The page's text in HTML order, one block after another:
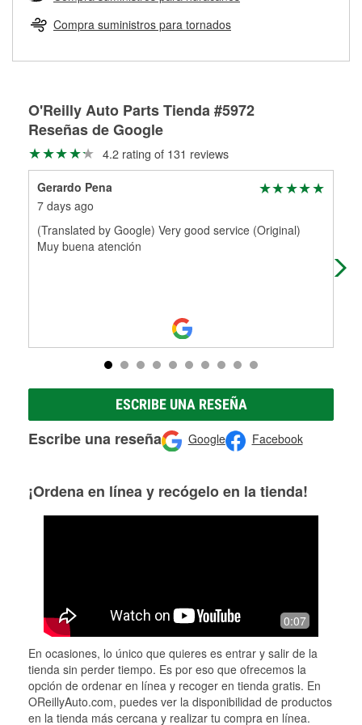
Herramientas de O'Reilly
pueden ser reutilizados, podemos ayudarte a encontrar las
partes de reemplazo correctas para tu reparación.
Rectificación de tambores y discos de freno
Compra suministros para tornados
O'Reilly Auto Parts Tienda #5972
Reseñas de Google
4.2 rating of 131 reviews
Gerardo Pena
7 days ago
(Translated by Google) Very good service (Original)
Muy buena atención
ESCRIBE UNA RESEÑA
Escribe una reseña Google Facebook
¡Ordena en línea y recógelo en la tienda!
0:07
En ocasiones, lo único que quieres es entrar y salir de la
tienda sin perder tiempo. Es por eso que ofrecemos la
opción de ordenar en línea y recoger en tienda gratis. En
OReillyAuto.com, puedes ver la disponibilidad de productos
en la tienda más cercana y realizar tu compra en línea.